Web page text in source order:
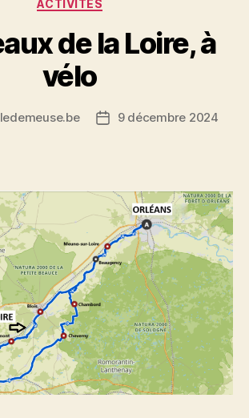
ACTIVITÉS
de la Loire, à
vélo
Date9 décembre 2024